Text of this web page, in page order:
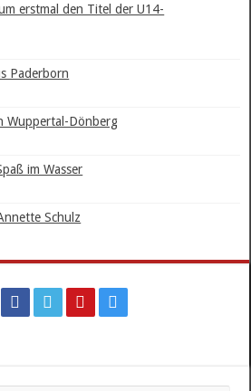
erstmal den Titel der U14-
Paderborn
Wuppertal-Dönberg
im Wasser
Schulz